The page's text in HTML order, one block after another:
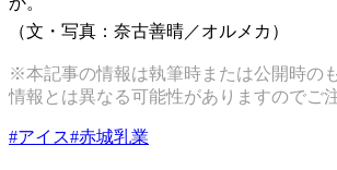
（文・写真：奈古善晴／オルメカ）
※本記事の情報は執筆時または公開時の
情報とは異なる可能性がありますのでご
#アイス#赤城乳業